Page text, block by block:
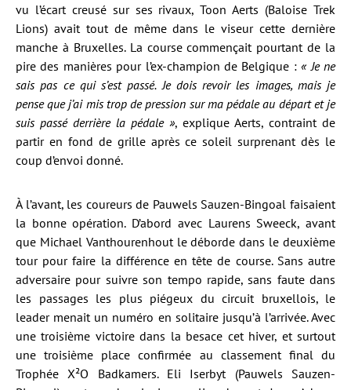
vu l’écart creusé sur ses rivaux, Toon Aerts (Baloise Trek
Lions) avait tout de même dans le viseur cette dernière
manche à Bruxelles. La course commençait pourtant de la
pire des manières pour l’ex-champion de Belgique :« Je ne
sais pas ce qui s’est passé. Je dois revoir les images, mais je
pense que j’ai mis trop de pression sur ma pédale au départ et je
suis passé derrière la pédale », explique Aerts, contraint de
partir en fond de grille après ce soleil surprenant dès le
coup d’envoi donné.
À l’avant, les coureurs de Pauwels Sauzen-Bingoal faisaient
la bonne opération. D’abord avec Laurens Sweeck, avant
que Michael Vanthourenhout le déborde dans le deuxième
tour pour faire la différence en tête de course. Sans autre
adversaire pour suivre son tempo rapide, sans faute dans
les passages les plus piégeux du circuit bruxellois, le
leader menait un numéro en solitaire jusqu’à l’arrivée. Avec
une troisième victoire dans la besace cet hiver, et surtout
une troisième place confirmée au classement final du
Trophée X²O Badkamers. Eli Iserbyt (Pauwels Sauzen-